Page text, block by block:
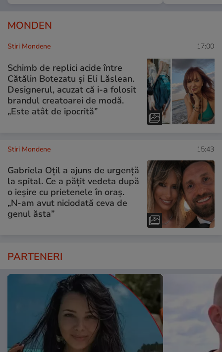
MONDEN
Stiri Mondene 17:00
Schimb de replici acide între
Cătălin Botezatu și Eli Lăslean.
Designerul, acuzat că i-a folosit
brandul creatoarei de modă.
„Este atât de ipocrită”
Stiri Mondene 15:43
Gabriela Oțil a ajuns de urgență
la spital. Ce a pățit vedeta după
o ieșire cu prietenele în oraș.
„N-am avut niciodată ceva de
genul ăsta”
PARTENERI